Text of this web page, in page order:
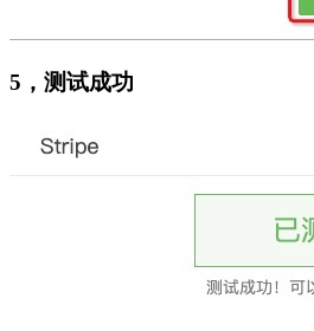
5，测试成功